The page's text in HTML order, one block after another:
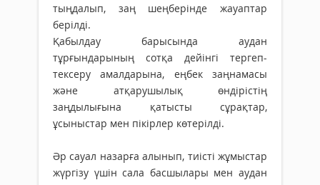
тыңдалып, заң шеңберінде жауаптар
берілді.
Қабылдау барысында аудан
тұрғындарының сотқа дейінгі тергеп-
тексеру амалдарына, еңбек заңнамасы
және атқарушылық өндірістің
заңдылығына қатысты сұрақтар,
ұсыныстар мен пікірлер көтерілді.
Әр сауал назарға алынып, тиісті жұмыстар
жүргізу үшін сала басшылары мен аудан